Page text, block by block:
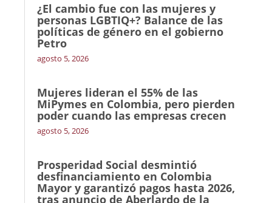
¿El cambio fue con las mujeres y
personas LGBTIQ+? Balance de las
políticas de género en el gobierno
Petro
agosto 5, 2026
Mujeres lideran el 55% de las
MiPymes en Colombia, pero pierden
poder cuando las empresas crecen
agosto 5, 2026
Prosperidad Social desmintió
desfinanciamiento en Colombia
Mayor y garantizó pagos hasta 2026,
tras anuncio de Aberlardo de la